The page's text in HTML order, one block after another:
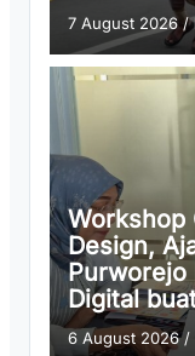
7 August 2026 /
Workshop
Design,
Purworejo
Digital
6 August 2026/